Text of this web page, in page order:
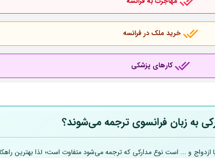
خرید ملک در فرانسه
کارهای پزشکی
به زبان فرانسوی ترجمه می‌شوند؟
و ... است نوع مدارکی که ترجمه می‌شود متفاوت است؛ لذا بهترین